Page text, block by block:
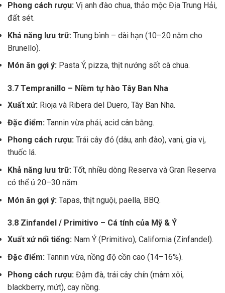
Phong cách rượu: Vị anh đào chua, thảo mộc Địa Trung Hải,
đất sét.
Khả năng lưu trữ: Trung bình – dài hạn (10–20 năm cho
Brunello).
Món ăn gợi ý: Pasta Ý, pizza, thịt nướng sốt cà chua.
3.7 Tempranillo – Niềm tự hào Tây Ban Nha
Xuất xứ: Rioja và Ribera del Duero, Tây Ban Nha.
Đặc điểm: Tannin vừa phải, acid cân bằng.
Phong cách rượu: Trái cây đỏ (dâu, anh đào), vani, gia vị,
thuốc lá.
Khả năng lưu trữ: Tốt, nhiều dòng Reserva và Gran Reserva
có thể ủ 20–30 năm.
Món ăn gợi ý: Tapas, thịt nguội, paella, BBQ.
3.8 Zinfandel / Primitivo – Cá tính của Mỹ & Ý
Xuất xứ nổi tiếng: Nam Ý (Primitivo), California (Zinfandel).
Đặc điểm: Tannin vừa, nồng độ cồn cao (14–16%).
Phong cách rượu: Đậm đà, trái cây chín (mâm xôi,
blackberry, mứt), cay nồng.